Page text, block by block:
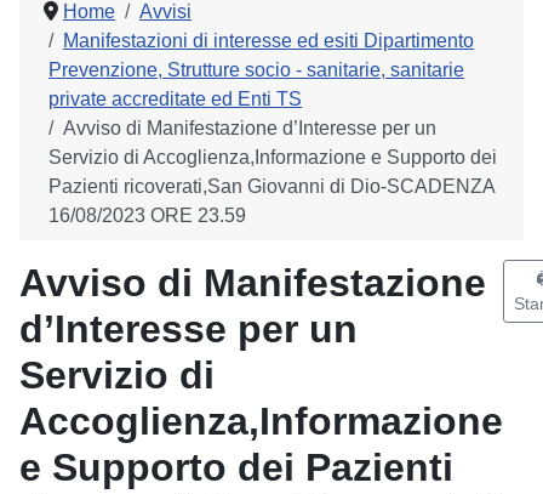
Home
Avvisi
Manifestazioni di interesse ed esiti Dipartimento
Prevenzione, Strutture socio - sanitarie, sanitarie
private accreditate ed Enti TS
Avviso di Manifestazione d’Interesse per un
Servizio di Accoglienza,Informazione e Supporto dei
Pazienti ricoverati,San Giovanni di Dio-SCADENZA
16/08/2023 ORE 23.59
Avviso di Manifestazione
d’Interesse per un
Servizio di
Accoglienza,Informazione
e Supporto dei Pazienti